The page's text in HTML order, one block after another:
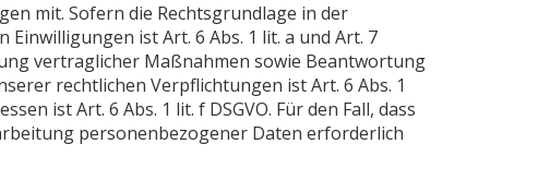
mit. Sofern die Rechtsgrundlage in der
ist Art. 6 Abs. 1 lit. a und Art. 7
vertraglicher Maßnahmen sowie Beantwortung
rechtlichen Verpflichtungen ist Art. 6 Abs. 1
ist Art. 6 Abs. 1 lit. f DSGVO. Für den Fall, dass
personenbezogener Daten erforderlich